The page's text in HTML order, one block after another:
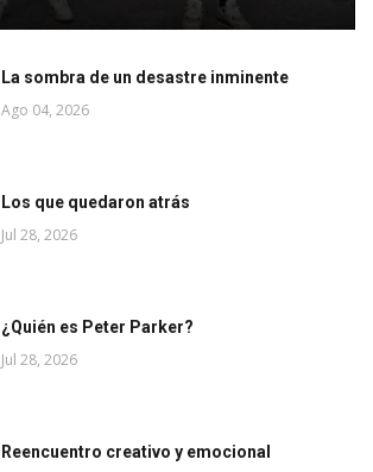
La sombra de un desastre inminente
Ago 04, 2026
Los que quedaron atrás
Jul 28, 2026
¿Quién es Peter Parker?
Jul 28, 2026
Reencuentro creativo y emocional